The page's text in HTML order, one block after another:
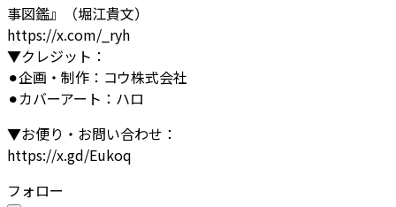
事図鑑』（堀江貴文）
https://x.com/_ryh
▼クレジット：
⚫︎企画・制作：コウ株式会社
⚫︎カバーアート：ハロ
▼お便り・お問い合わせ：
https://x.gd/Eukoq
フォロー